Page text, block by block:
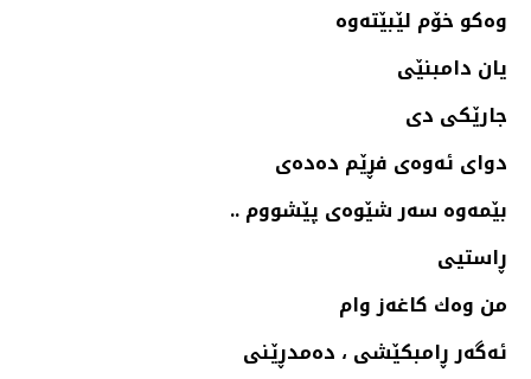
وەكو خۆم لێبێتەوە
یان دامبنێی
جارێكی دی
دوای ئەوەی فڕێم دەدەی
بێمەوە سەر شێوەی پێشووم ..
ڕاستیی
من وەك كاغەز وام
ئەگەر ڕامبكێشی ، دەمدڕێنی